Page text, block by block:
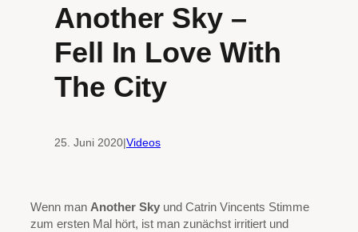
Another Sky –
Fell In Love With
The City
25. Juni 2020|Videos
Wenn man Another Sky und Catrin Vincents Stimme
zum ersten Mal hört, ist man zunächst irritiert und